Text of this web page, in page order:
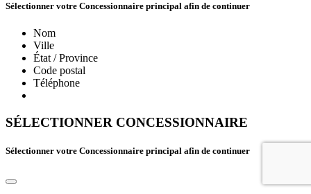
Sélectionner votre Concessionnaire principal afin de continuer
Nom
Ville
État / Province
Code postal
Téléphone
SÉLECTIONNER CONCESSIONNAIRE
Sélectionner votre Concessionnaire principal afin de continuer